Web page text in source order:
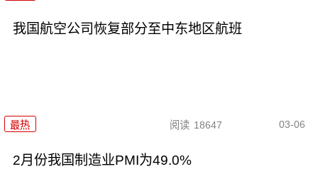
我国航空公司恢复部分至中东地区航班
最热 阅读 18647 03-06
2月份我国制造业PMI为49.0%